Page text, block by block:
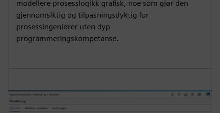
modellere prosesslogikk grafisk, noe som gjør den
gjennomsiktig og tilpasningsdyktig for
prosessingeniører uten dyp
programmeringskompetanse.